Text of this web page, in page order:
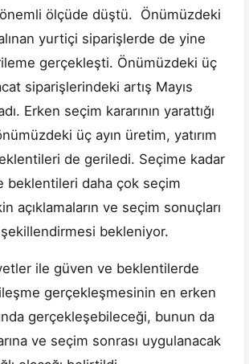
önemli ölçüde düştü. Önümüzdeki
yurtiçi siparişlerde de yine
gerçekleşti. Önümüzdeki üç
siparişlerindeki artış Mayıs
Erken seçim kararının yarattığı
üç ayın üretim, yatırım
de geriledi. Seçime kadar
beklentileri daha çok seçim
açıklamaların ve seçim sonuçları
bekleniyor.
ile güven ve beklentilerde
gerçekleşmesinin en erken
gerçekleşebileceği, bunun da
ve seçim sonrası uygulanacak